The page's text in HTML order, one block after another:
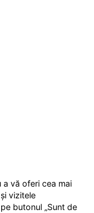
vă oferi cea mai
vizitele
butonul „Sunt de